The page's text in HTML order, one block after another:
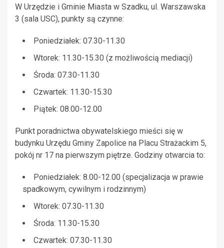
W Urzędzie i Gminie Miasta w Szadku, ul. Warszawska
3 (sala USC), punkty są czynne:
Poniedziałek: 07.30-11.30
Wtorek: 11.30-15.30 (z możliwością mediacji)
Środa: 07.30-11.30
Czwartek: 11.30-15.30
Piątek: 08.00-12.00
Punkt poradnictwa obywatelskiego mieści się w
budynku Urzędu Gminy Zapolice na Placu Strażackim 5,
pokój nr 17 na pierwszym piętrze. Godziny otwarcia to:
Poniedziałek: 8.00-12.00 (specjalizacja w prawie
spadkowym, cywilnym i rodzinnym)
Wtorek: 07.30-11.30
Środa: 11.30-15.30
Czwartek: 07.30-11.30